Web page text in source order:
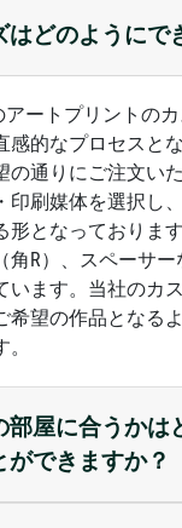
はどのようにで
アートプリントの
感的なプロセスと
の通りにご注文い
印刷媒体を選択し
形となっておりま
角R）、スペーサ
います。当社のカ
希望の作品となる
部屋に合うかは
ができますか？